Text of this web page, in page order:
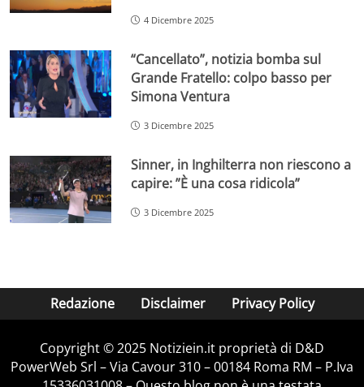
4 Dicembre 2025
“Cancellato”, notizia bomba sul
Grande Fratello: colpo basso per
Simona Ventura
3 Dicembre 2025
Sinner, in Inghilterra non riescono a
capire: ”È una cosa ridicola”
3 Dicembre 2025
Redazione Disclaimer Privacy Policy
Copyright © 2025 Notiziein.it proprietà di D&D
PowerWeb Srl – Via Cavour 310 – 00184 Roma RM – P.Iva